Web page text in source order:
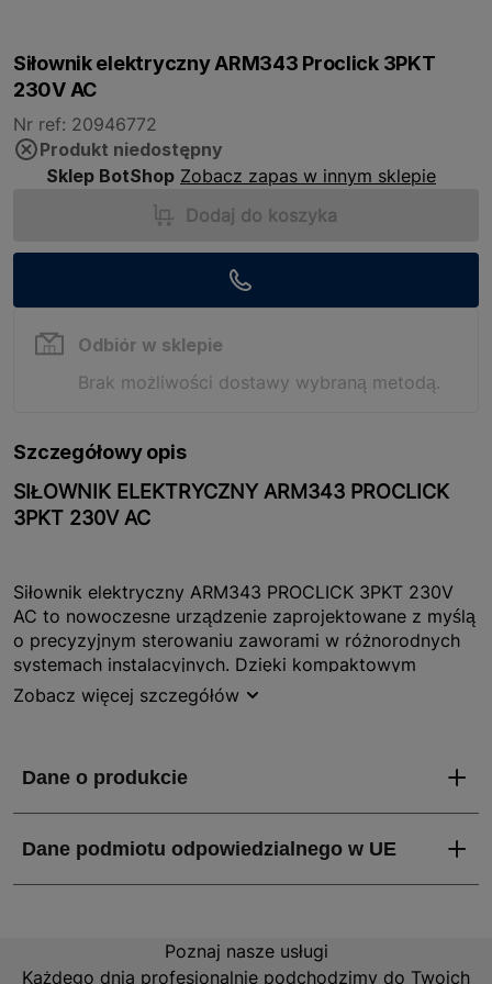
Siłownik elektryczny ARM343 Proclick 3PKT
230V AC
Nr ref: 20946772
Produkt niedostępny
Sklep BotShop Zobacz zapas w innym sklepie
Dodaj do koszyka
Odbiór w sklepie
Brak możliwości dostawy wybraną metodą.
Szczegółowy opis
SIŁOWNIK ELEKTRYCZNY ARM343 PROCLICK
3PKT 230V AC
Siłownik elektryczny ARM343 PROCLICK 3PKT 230V
AC to nowoczesne urządzenie zaprojektowane z myślą
o precyzyjnym sterowaniu zaworami w różnorodnych
systemach instalacyjnych. Dzięki kompaktowym
wymiarom i lekkiej konstrukcji, siłownik ten jest łatwy w
transporcie i montażu, co czyni go idealnym wyborem
wykonania, co gwarantuje jego niezawodność i długą
żywotność.
Jakie właściwości i zalety ma SIŁOWNIK
ELEKTRYCZNY ARM343 PROCLICK 3PKT 230V
Zobacz więcej szczegółów
Poznaj nasze usługi
Każdego dnia profesjonalnie podchodzimy do Twoich